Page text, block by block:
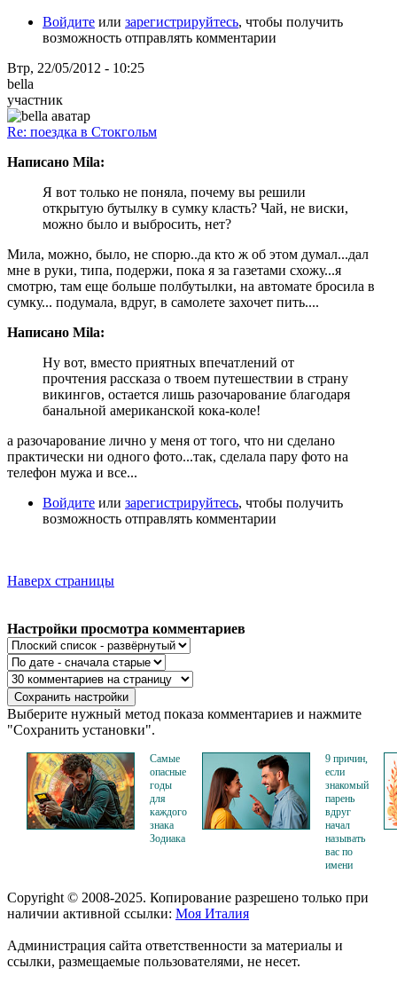
Войдите или зарегистрируйтесь, чтобы получить
возможность отправлять комментарии
Втр, 22/05/2012 - 10:25
bella
участник
Re: поездка в Стокгольм
Написано Mila:
Я вот только не поняла, почему вы решили
открытую бутылку в сумку класть? Чай, не виски,
можно было и выбросить, нет?
Мила, можно, было, не спорю..да кто ж об этом думал...дал
мне в руки, типа, подержи, пока я за газетами схожу...я
смотрю, там еще больше полбутылки, на автомате бросила в
сумку... подумала, вдруг, в самолете захочет пить....
Написано Mila:
Ну вот, вместо приятных впечатлений от
прочтения рассказа о твоем путешествии в страну
викингов, остается лишь разочарование благодаря
банальной американской кока-коле!
а разочарование лично у меня от того, что ни сделано
практически ни одного фото...так, сделала пару фото на
телефон мужа и все...
Войдите или зарегистрируйтесь, чтобы получить
возможность отправлять комментарии
Наверх страницы
Настройки просмотра комментариев
Выберите нужный метод показа комментариев и нажмите
"Сохранить установки".
Самые
опасные
годы
для
каждого
знака
Зодиака
9 причин,
если
знакомый
парень
вдруг
начал
называть
вас по
имени
Copyright © 2008-2025. Копирование разрешено только при
наличии активной ссылки: Моя Италия
Администрация сайта ответственности за материалы и
ссылки, размещаемые пользователями, не несет.